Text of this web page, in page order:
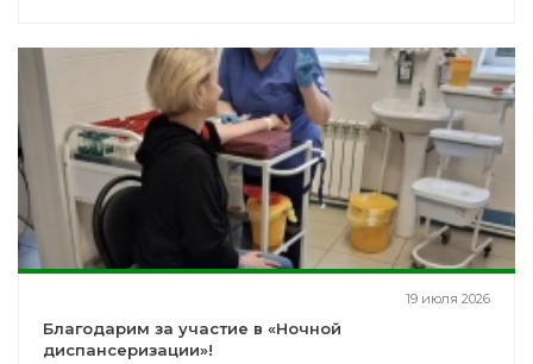
19 июля 2026
Благодарим за участие в «Ночной
диспансеризации»!